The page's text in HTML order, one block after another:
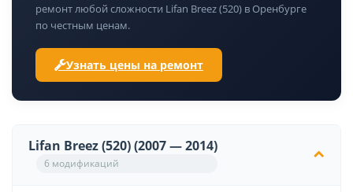
ремонт любой сложности Lifan Breez (520) в Оренбурге
по честным ценам.
Узнать цены на ремонт
Lifan Breez (520) (2007 — 2014)
6 модификаций